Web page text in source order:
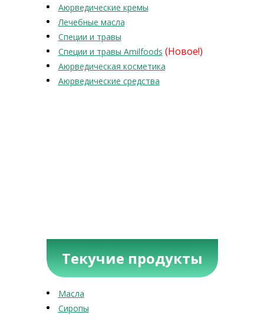
Аюрведические кремы
Лечебные масла
Специи и травы
Специи и травы Amilfoods (Новое!)
Аюрведическая косметика
Аюрведические средства
Текучие продукты
Масла
Сиропы